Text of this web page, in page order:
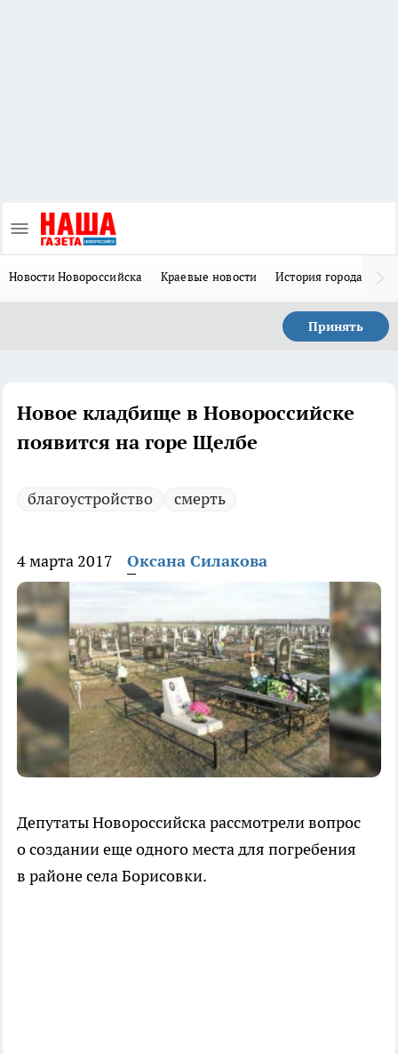
Новости Новороссийска Краевые новости История города Н
Принять
Новое кладбище в Новороссийске
появится на горе Щелбе
благоустройство смерть
4 марта 2017 Оксана Силакова
Депутаты Новороссийска рассмотрели вопрос
о создании еще одного места для погребения
в районе села Борисовки.